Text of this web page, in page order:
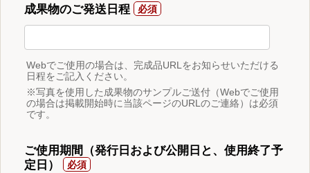
成果物のご発送日程
Webでご使用の場合は、完成品URLをお知らせいただける
日程をご記入ください。
※写真を使用した成果物のサンプルご送付（Webでご使用
の場合は掲載開始時に当該ページのURLのご連絡）は必須
です。
ご使用期間（発行日および公開日と、使用終了予
定日）